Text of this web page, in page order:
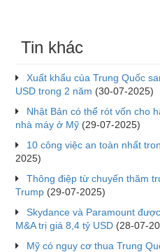
Tin khác
Xuất khẩu của Trung Quốc
USD trong 2 năm (30-07-2025)
Nhật Bản có thể rót vốn cho
nhà máy ở Mỹ (29-07-2025)
10 công việc an toàn nhất
2025)
Thông điệp từ chuyến thăm
Trump (29-07-2025)
Skydance và Paramount
M&A trị giá 8,4 tỷ USD (28-07-
Mỹ có nguy cơ thua Trung